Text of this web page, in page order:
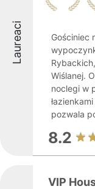
Laureaci
Gościniec
Wiślanej.
noclegi w
pozwala
8.2
VIP